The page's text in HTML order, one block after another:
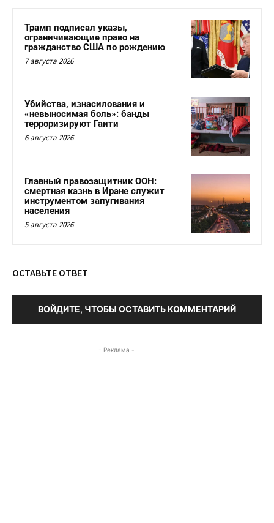
Трамп подписал указы,
ограничивающие право на
гражданство США по рождению
7 августа 2026
Убийства, изнасилования и
«невыносимая боль»: банды
терроризируют Гаити
6 августа 2026
Главный правозащитник ООН:
смертная казнь в Иране служит
инструментом запугивания
населения
5 августа 2026
ОСТАВЬТЕ ОТВЕТ
ВОЙДИТЕ, ЧТОБЫ ОСТАВИТЬ КОММЕНТАРИЙ
- Реклама -